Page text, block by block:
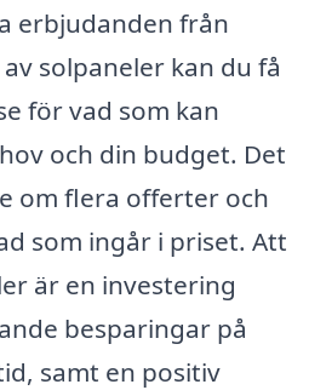
erbjudanden från
solpaneler kan du få
för vad som kan
och din budget. Det
om flera offerter och
som ingår i priset. Att
är en investering
besparingar på
samt en positiv